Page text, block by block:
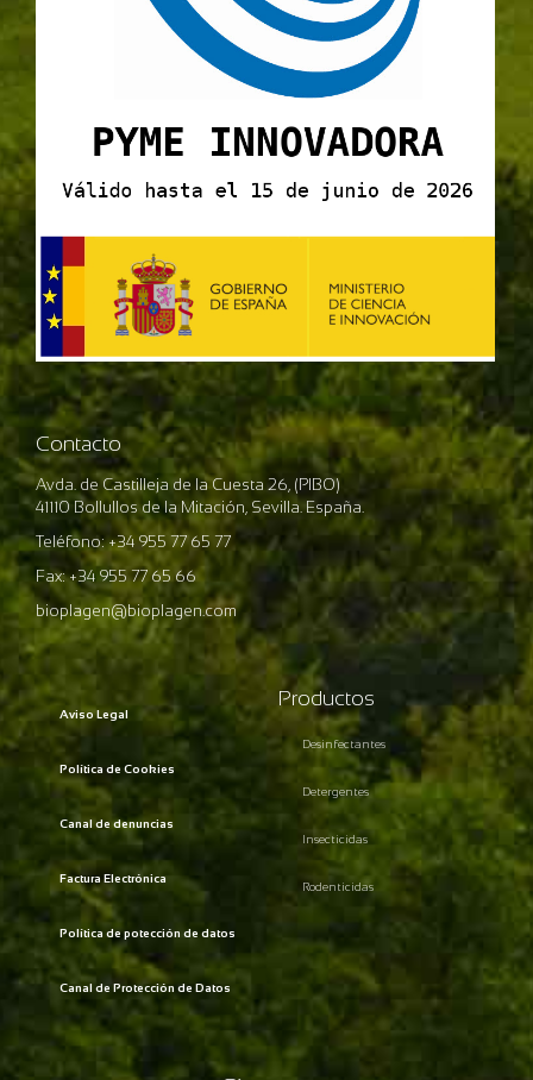
Contacto
Avda. de Castilleja de la Cuesta 26, (PIBO)
41110 Bollullos de la Mitación, Sevilla. España.
Teléfono: +34 955 77 65 77
Fax: +34 955 77 65 66
bioplagen@bioplagen.com
Aviso Legal
Política de Cookies
Canal de denuncias
Factura Electrónica
Política de potección de datos
Canal de Protección de Datos
Productos
Desinfectantes
Detergentes
Insecticidas
Rodenticidas